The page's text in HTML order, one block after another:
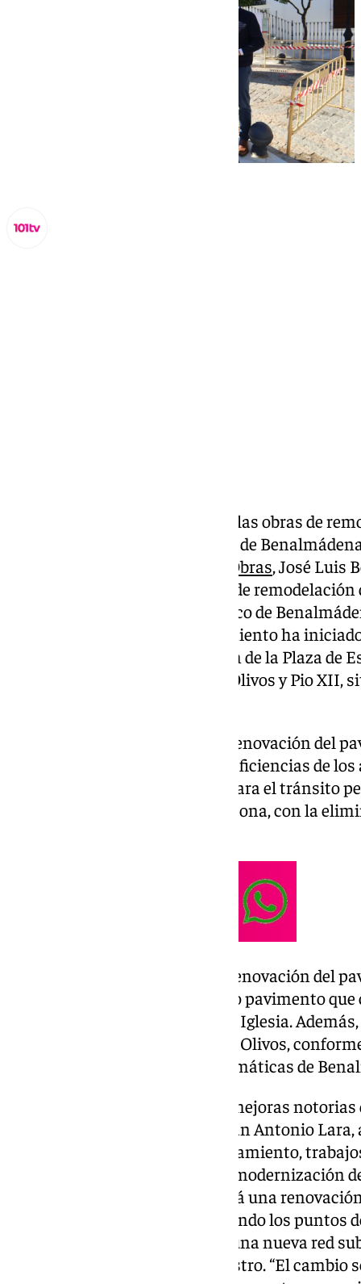
El alcalde supervisa el inicio de las obras de
calle Santo Domingo. El alcalde de
Vías y Obras, José Luis
martes el inicio de los trabajos de
emblemáticos del casco histórico de
de 399.802,45 euros, el Ayuntamiento ha
para proceder a la remodelación de la Plaza de
Plaza de la Iglesia y calles Dos Olivos y Pio XII,
Los trabajos consistirán en la renovación del
y de la Iglesia, corrigiendo las deficiencias de
crear las condiciones idóneas para el tránsito
accesibilidad a las aceras de la zona, con la
Junto a esto, se procederá a la renovación del
Domingo, otorgándole el mismo pavimento
al itinerario hasta la Plaza de la Iglesia.
calles colindantes Pío XII y Dos Olivos,
existente en otras calles emblemáticas de
Estas obras también incluyen mejoras
vida de los vecinos”, subrayó Juan Antonio
renovación de las redes de saneamiento,
en vivienda, en definitiva, “una modernización
existentes”. Además, se realizará una
del área, completando y cambiando los
“fernandinas” con Led, junto a una nueva red
tendido aéreo actual de suministro. “El cambio